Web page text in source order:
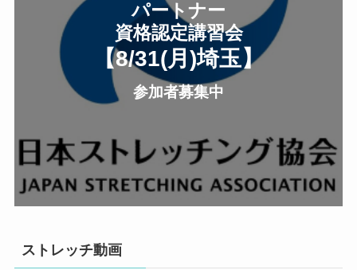
パートナー
資格認定講習会
【8/31(月 )埼玉】
参加者募集中
ストレッチ動画